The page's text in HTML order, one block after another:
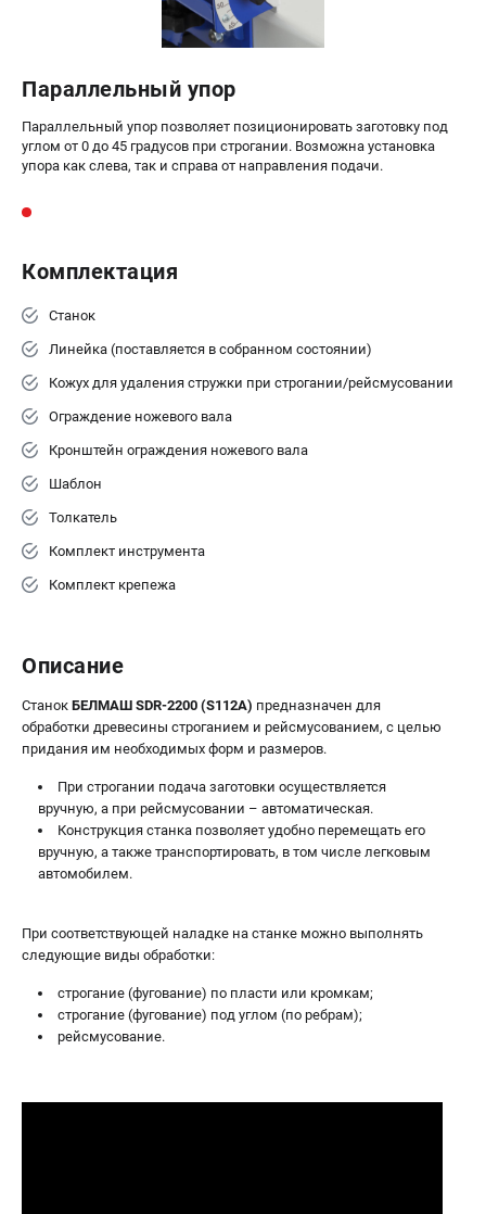
Параллельный упор
Параллельный упор позволяет позиционировать заготовку под
углом от 0 до 45 градусов при строгании. Возможна установка
упора как слева, так и справа от направления подачи.
Комплектация
Станок
Линейка (поставляется в собранном состоянии)
Кожух для удаления стружки при строгании/рейсмусовании
Ограждение ножевого вала
Кронштейн ограждения ножевого вала
Шаблон
Толкатель
Комплект инструмента
Комплект крепежа
Описание
Станок БЕЛМАШ SDR-2200 (S112A) предназначен для
обработки древесины строганием и рейсмусованием, с целью
придания им необходимых форм и размеров.
При строгании подача заготовки осуществляется
вручную, а при рейсмусовании – автоматическая.
Конструкция станка позволяет удобно перемещать его
вручную, а также транспортировать, в том числе легковым
автомобилем.
При соответствующей наладке на станке можно выполнять
следующие виды обработки:
строгание (фугование) по пласти или кромкам;
строгание (фугование) под углом (по ребрам);
рейсмусование.